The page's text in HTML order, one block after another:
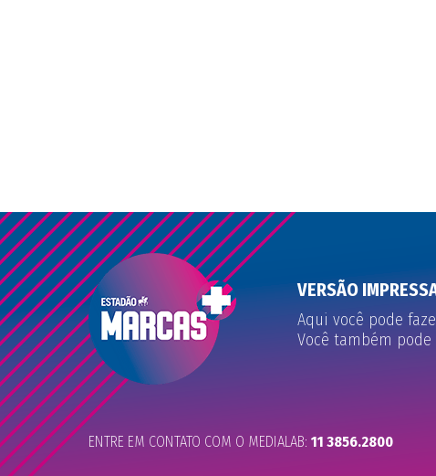
VERSÃO
Aqui você pode
Você também
ENTRE EM CONTATO COM O MEDIALAB: 11 3856.2800